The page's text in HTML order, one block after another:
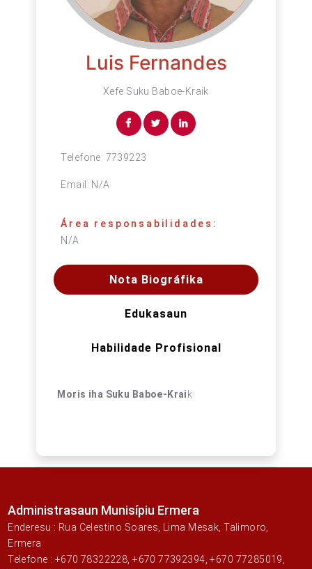
Luis Fernandes
Xefe Suku Baboe-Kraik
Telefone: 7739223
Email: N/A
Área responsabilidades:
N/A
Nota Biográfika
Edukasaun
Habilidade Profisional
Moris iha Suku Baboe-Krai k
Administrasaun Munisípiu Ermera
Enderesu : Rua Celestino Soares, Lima Mesak, Talimoro,
Ermera
Telefone : +670 78322228, +670 77392394, +670 77285019,